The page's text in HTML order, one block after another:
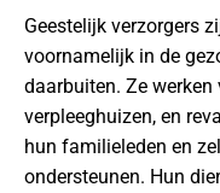
Geestelijk verzorgers
voornamelijk in de
daarbuiten. Ze
verpleeghuizen, en
hun familieleden en
ondersteunen. Hun